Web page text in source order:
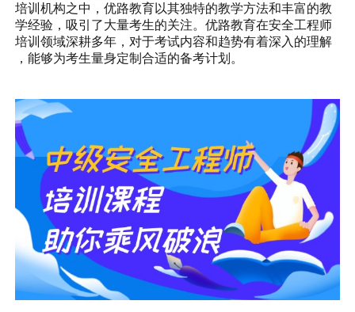
培训机构之中，优路教育以其独特的教学方法和丰富的教
学经验，吸引了大量考生的关注。优路教育在安全工程师
培训领域深耕多年，对于考试内容和趋势有着深入的理解
，能够为考生量身定制合适的备考计划。